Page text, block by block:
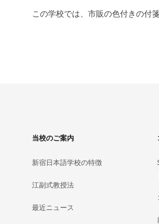
この学校では、市販の色付きの付
当校のご案内
新宿日本語学校の特徴
江副式教授法
最近ニュース